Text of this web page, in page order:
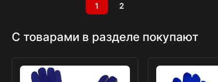
1 2
С товарами в разделе покупают